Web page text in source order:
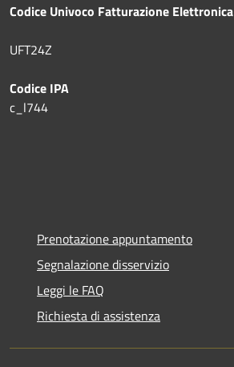
Codice Univoco Fatturazione Elettronica
UFT24Z
Codice IPA
c_l744
Prenotazione appuntamento
Segnalazione disservizio
Leggi le FAQ
Richiesta di assistenza